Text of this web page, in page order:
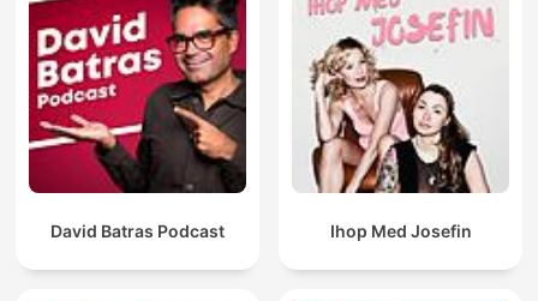
David Batras Podcast Ihop Med Josefin